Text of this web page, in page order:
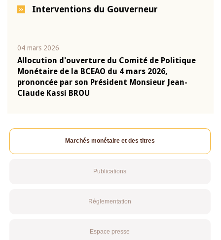
Interventions du Gouverneur
04 mars 2026
Allocution d'ouverture du Comité de Politique
Monétaire de la BCEAO du 4 mars 2026,
prononcée par son Président Monsieur Jean-
Claude Kassi BROU
Marchés monétaire et des titres
Publications
Réglementation
Espace presse